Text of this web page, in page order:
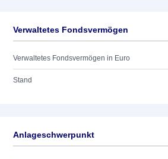
Verwaltetes Fondsvermögen
Verwaltetes Fondsvermögen in Euro
Stand
Anlageschwerpunkt